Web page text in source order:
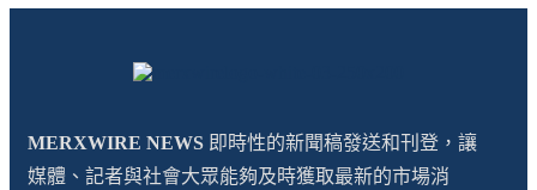
MERXWIRE NEWS 即時性的新聞稿發送和刊登，讓
媒體、記者與社會大眾能夠及時獲取最新的市場消